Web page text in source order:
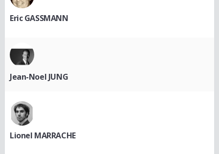
Eric GASSMANN
Jean-Noel JUNG
Lionel MARRACHE